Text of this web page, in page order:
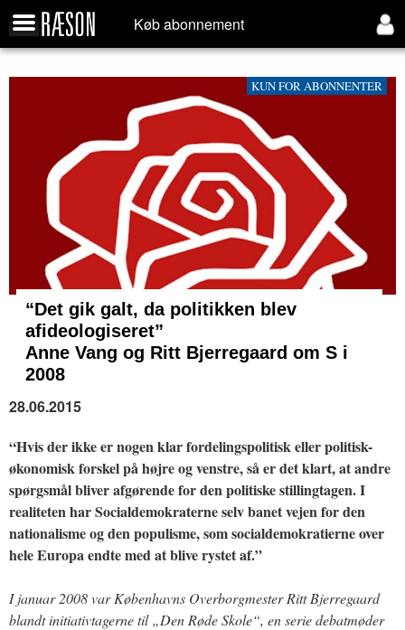
Køb abonnement
KUN FOR ABONNENTER
“Det gik galt, da politikken blev
afideologiseret”
Anne Vang og Ritt Bjerregaard om S i
2008
28.06.2015
“Hvis der ikke er nogen klar fordelingspolitisk eller politisk-
økonomisk forskel på højre og venstre, så er det klart, at andre
spørgsmål bliver afgørende for den politiske stillingtagen. I
realiteten har Socialdemokraterne selv banet vejen for den
nationalisme og den populisme, som socialdemokratierne over
hele Europa endte med at blive rystet af.”
I januar 2008 var Københavns Overborgmester Ritt Bjerregaard
blandt initiativtagerne til „Den Røde Skole“, en serie debatmøder